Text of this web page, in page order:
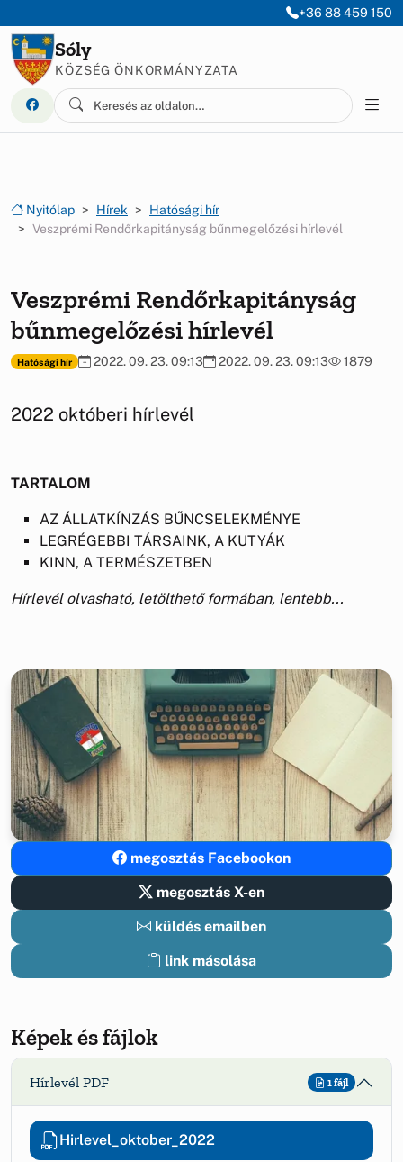
+36 88 459 150
Sóly
KÖZSÉG ÖNKORMÁNYZATA
Nyitólap Hírek
Hatósági hír
Veszprémi Rendőrkapitányság bűnmegelőzési hírlevél
Veszprémi Rendőrkapitányság
bűnmegelőzési hírlevél
Hatósági hír 2022. 09. 23. 09:13 2022. 09. 23. 09:13 1879
2022 októberi hírlevél
TARTALOM
AZ ÁLLATKÍNZÁS BŰNCSELEKMÉNYE
LEGRÉGEBBI TÁRSAINK, A KUTYÁK
KINN, A TERMÉSZETBEN
Hírlevél olvasható, letölthető formában, lentebb...
megosztás Facebookon
megosztás X-en
küldés emailben
link másolása
Képek és fájlok
Hírlevél PDF 1 fájl
Hirlevel_oktober_2022